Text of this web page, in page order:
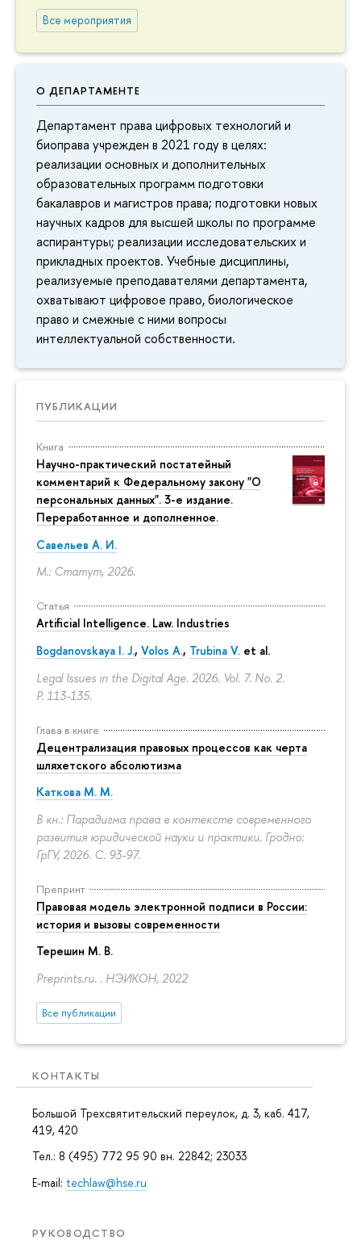
Все мероприятия
О ДЕПАРТАМЕНТЕ
Департамент права цифровых технологий и
биоправа учрежден в 2021 году в целях:
реализации основных и дополнительных
образовательных программ подготовки
бакалавров и магистров права; подготовки новых
научных кадров для высшей школы по программе
аспирантуры; реализации исследовательских и
прикладных проектов. Учебные дисциплины,
реализуемые преподавателями департамента,
охватывают цифровое право, биологическое
право и смежные с ними вопросы
интеллектуальной собственности.
ПУБЛИКАЦИИ
Книга
Научно-практический постатейный
комментарий к Федеральному закону "О
персональных данных". 3-е издание.
Переработанное и дополненное.
Савельев А. И.
М.: Статут, 2026.
Статья
Artificial Intelligence. Law. Industries
Bogdanovskaya I. J., Volos A., Trubina V. et al.
Legal Issues in the Digital Age. 2026. Vol. 7. No. 2.
P. 113-135.
Глава в книге
Децентрализация правовых процессов как черта
шляхетского абсолютизма
Каткова М. М.
В кн.: Парадигма права в контексте современного
развития юридической науки и практики. Гродно:
ГрГУ, 2026. С. 93-97.
Препринт
Правовая модель электронной подписи в России:
история и вызовы современности
Терешин М. В.
Preprints.ru. . НЭИКОН, 2022
Все публикации
КОНТАКТЫ
Большой Трехсвятительский переулок, д. 3, каб. 417,
419, 420
Тел.: 8 (495) 772 95 90 вн. 22842; 23033
E-mail: techlaw@hse.ru
РУКОВОДСТВО